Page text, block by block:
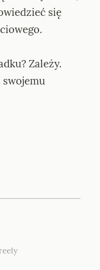
się
Zależy.
swojemu